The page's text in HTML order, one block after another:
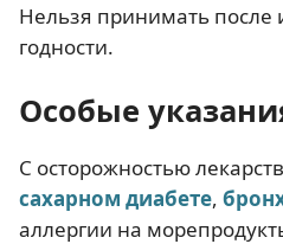
Нельзя принимать после
годности.
Особые
С осторожностью
сахарном диабете,
аллергии на